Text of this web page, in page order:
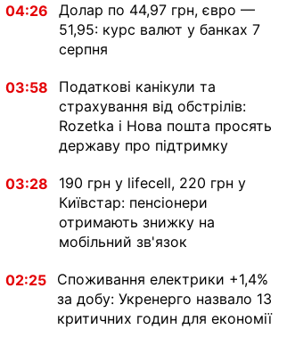
04:26
Долар по 44,97 грн, євро —
51,95: курс валют у банках 7
серпня
03:58
Податкові канікули та
страхування від обстрілів:
Rozetka і Нова пошта просять
державу про підтримку
03:28
190 грн у lifecell, 220 грн у
Київстар: пенсіонери
отримають знижку на
мобільний зв'язок
02:25
Споживання електрики +1,4%
за добу: Укренерго назвало 13
критичних годин для економії